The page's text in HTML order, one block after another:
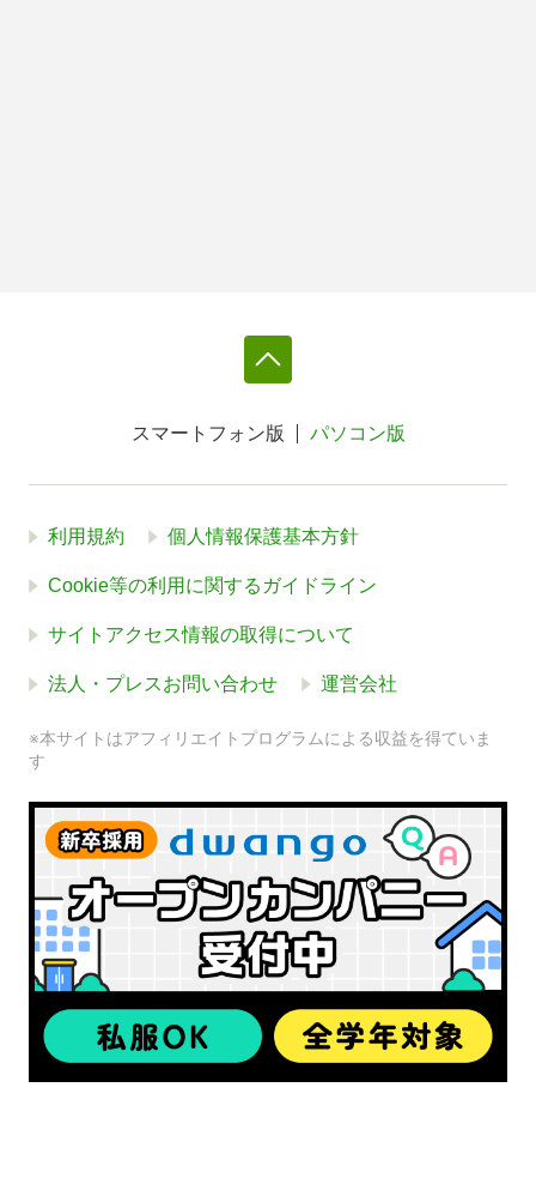
スマートフォン版 パソコン版
利用規約 個人情報保護基本方針
Cookie等の利用に関するガイドライン
サイトアクセス情報の取得について
法人・プレスお問い合わせ 運営会社
※本サイトはアフィリエイトプログラムによる収益を得ていま
す